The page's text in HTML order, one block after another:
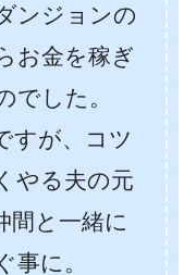
ンジョンの
お金を稼ぎ
でした。
すが、コツ
やる夫の元
間と一緒に
事に。